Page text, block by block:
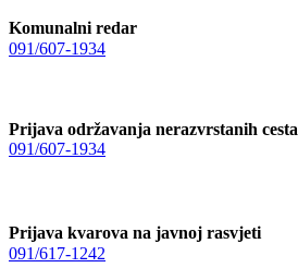
Komunalni redar
091/607-1934
Prijava održavanja nerazvrstanih cesta
091/607-1934
Prijava kvarova na javnoj rasvjeti
091/617-1242